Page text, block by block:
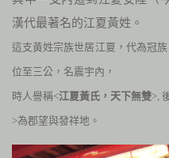
漢代最著名的江夏黃姓。
這支黃姓宗族世居江夏， 代為冠
位至三公，名震宇內，
時人譽稱<江夏黃氏，天下無雙>,
>為郡望與發祥地。